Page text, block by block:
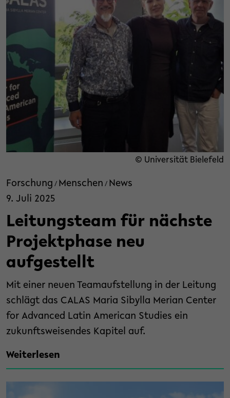
© Universität Bielefeld
Forschung / Menschen / News
9. Juli 2025
Leitungsteam für nächste
Projektphase neu
aufgestellt
Mit einer neuen Teamaufstellung in der Leitung
schlägt das CALAS Maria Sibylla Merian Center
for Advanced Latin American Studies ein
zukunftsweisendes Kapitel auf.
Weiterlesen